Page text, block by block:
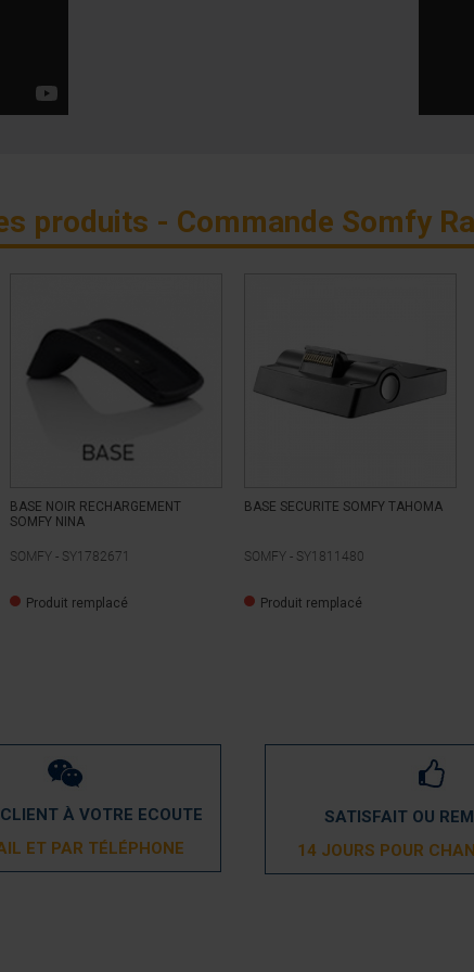
produits - Commande Somfy
BASE NOIR RECHARGEMENT
SOMFY NINA
SOMFY - SY1782671
Produit remplacé
BASE SECURITE SOMFY TAHOMA
SOMFY - SY1811480
Produit remplacé
À VOTRE ECOUTE
ET PAR TÉLÉPHONE
SATISFAIT OU
14 JOURS POUR